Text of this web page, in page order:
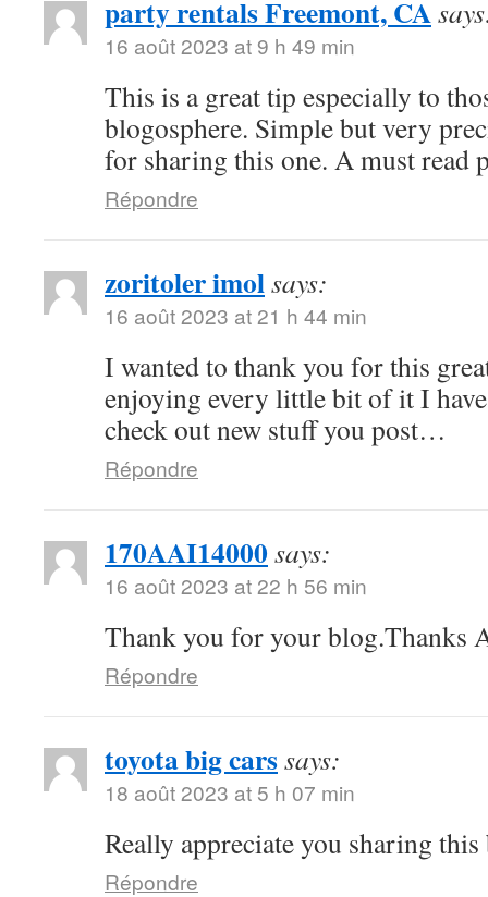
party rentals Freemont, CA
16 août 2023 at 9 h 49 min
This is a great tip especially to
blogosphere. Simple but very
for sharing this one. A must read
Répondre
zoritoler imolsays:
16 août 2023 at 21 h 44 min
I wanted to thank you for this
enjoying every little bit of it I
check out new stuff you post…
Répondre
170AAI14000says:
16 août 2023 at 22 h 56 min
Thank you for your blog.Thanks
Répondre
toyota big carssays:
18 août 2023 at 5 h 07 min
Really appreciate you sharing
Répondre